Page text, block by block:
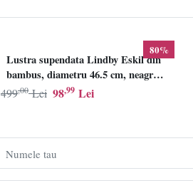
80%
Lustra supendata Lindby Eskil din
bambus, diametru 46.5 cm, neagra,
E27
98,99 Lei
499,00 Lei
Numele tau